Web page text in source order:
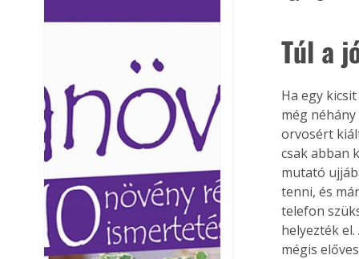
Túl a
Ha egy
még
orvosért
csak abban
mutató
tenni, és
telefon
helyezték
mégis